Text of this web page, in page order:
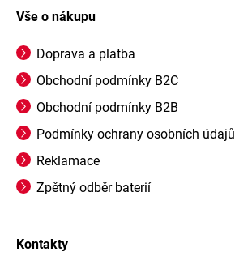
Vše o nákupu
Doprava a platba
Obchodní podmínky B2C
Obchodní podmínky B2B
Podmínky ochrany osobních údajů
Reklamace
Zpětný odběr baterií
Kontakty